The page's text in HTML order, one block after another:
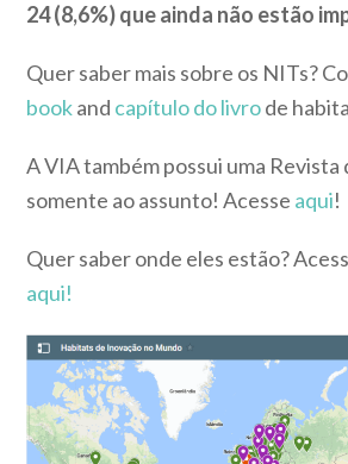
24 (8,6%) que ainda não estão
Quer saber mais sobre os NITs?
bookand capítulo do livrode
A VIA também possui uma Revista
somente ao assunto! Acesse aqui!
Quer saber onde eles estão?
aqui!